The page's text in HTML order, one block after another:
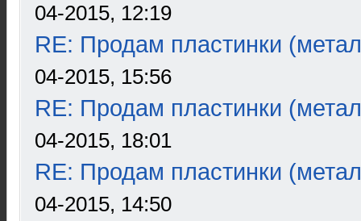
04-2015, 12:19
RE: Продам пластинки
04-2015, 15:56
RE: Продам пластинки
04-2015, 18:01
RE: Продам пластинки
04-2015, 14:50